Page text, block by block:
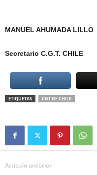
MANUEL AHUMADA LILLO
Secretario C.G.T. CHILE
ETIQUETAS CGT DE CHILE
Artículo anterior